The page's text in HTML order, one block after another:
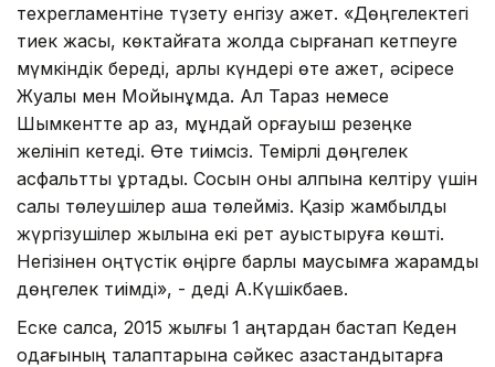
техрегламентіне түзету енгізу қажет. «Дөңгелектегі
тиек жақсы, көктайғақта жолда сырғанап кетпеуге
мүмкіндік береді, қарлы күндері өте қажет, әсіресе
Жуалы мен Мойынқұмда. Ал Тараз немесе
Шымкентте қар аз, мұндай қорғауыш резеңке
желініп кетеді. Өте тиімсіз. Темірлі дөңгелек
асфальтты құртады. Сосын оны қалпына келтіру үшін
салық төлеушілер ақша төлейміз. Қазір жамбылдық
жүргізушілер жылына екі рет ауыстыруға көшті.
Негізінен оңтүстік өңірге барлық маусымға жарамды
дөңгелек тиімді», - деді А.Күшікбаев.
Еске салсақ, 2015 жылғы 1 қаңтардан бастап Кеден
одағының талаптарына сәйкес қазақстандықтарға